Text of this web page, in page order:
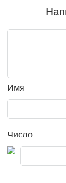
Имя
Число